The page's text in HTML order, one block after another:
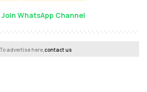
Join WhatsApp Channel
To advertise here,contact us